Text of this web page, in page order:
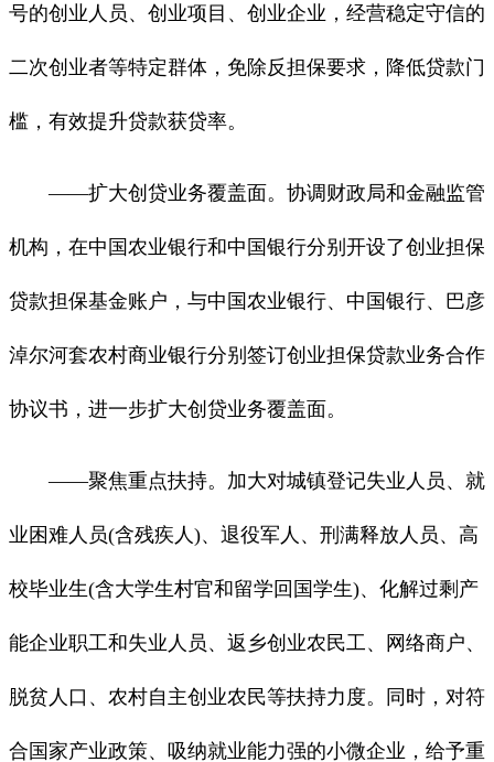
号的创业人员、创业项目、创业企业，经营稳定守信的
二次创业者等特定群体，免除反担保要求，降低贷款门
槛，有效提升贷款获贷率。
——扩大创贷业务覆盖面。协调财政局和金融监管
机构，在中国农业银行和中国银行分别开设了创业担保
贷款担保基金账户，与中国农业银行、中国银行、巴彦
淖尔河套农村商业银行分别签订创业担保贷款业务合作
协议书，进一步扩大创贷业务覆盖面。
——聚焦重点扶持。加大对城镇登记失业人员、就
业困难人员(含残疾人)、退役军人、刑满释放人员、高
校毕业生(含大学生村官和留学回国学生)、化解过剩产
能企业职工和失业人员、返乡创业农民工、网络商户、
脱贫人口、农村自主创业农民等扶持力度。同时，对符
合国家产业政策、吸纳就业能力强的小微企业，给予重